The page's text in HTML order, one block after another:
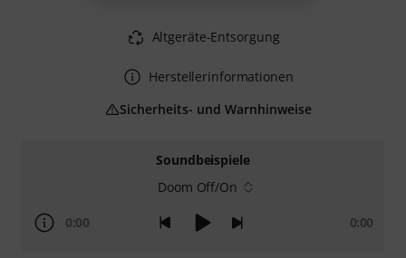
Soundbeispiele
Doom Off/On
0:00 0:00
Altgeräte-Entsorgung
Herstellerinformationen
Sicherheits- und Warnhinweise